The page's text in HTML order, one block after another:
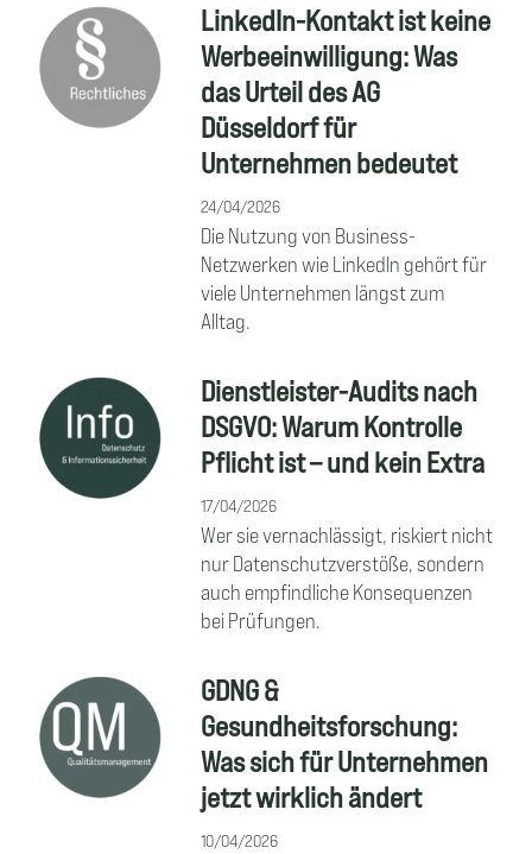
LinkedIn-Kontakt ist keine
Werbeeinwilligung: Was
das Urteil des AG
Düsseldorf für
Unternehmen bedeutet
24/04/2026
Die Nutzung von Business-
Netzwerken wie LinkedIn gehört für
viele Unternehmen längst zum
Alltag.
Dienstleister-Audits nach
DSGVO: Warum Kontrolle
Pflicht ist – und kein Extra
17/04/2026
Wer sie vernachlässigt, riskiert nicht
nur Datenschutzverstöße, sondern
auch empfindliche Konsequenzen
bei Prüfungen.
GDNG &
Gesundheitsforschung:
Was sich für Unternehmen
jetzt wirklich ändert
10/04/2026